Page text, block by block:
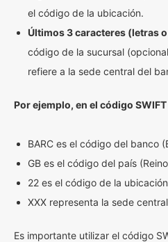
el código de la ubicación.
Últimos 3 caracteres (letras
código de la sucursal
refiere a la sede central del
Por ejemplo, en el código
BARC es el código del banco
GB es el código del país
22 es el código de la ubicación
XXX representa la sede
Es importante utilizar el código